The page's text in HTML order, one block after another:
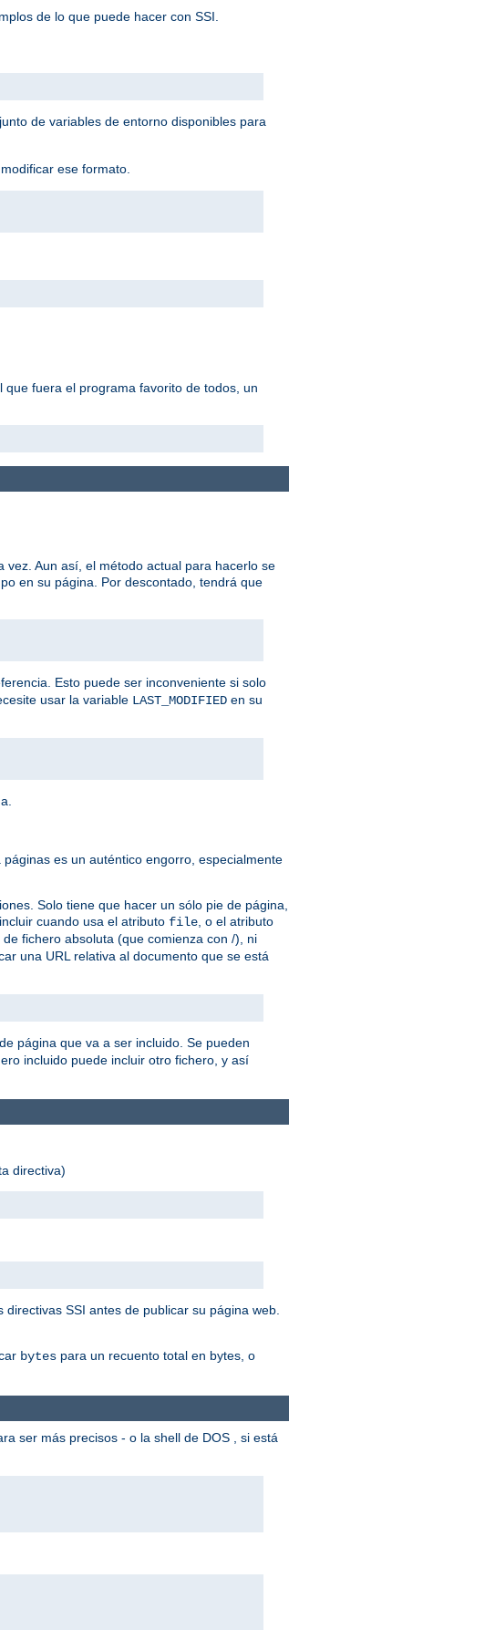
de lo que puede hacer con SSI.
de variables de entorno disponibles para
ese formato.
fuera el programa favorito de todos, un
Aun así, el método actual para hacerlo se
en su página. Por descontado, tendrá que
Esto puede ser inconveniente si solo
usar la variable LAST_MODIFIED en su
es un auténtico engorro, especialmente
Solo tiene que hacer un sólo pie de página,
cuando usa el atributo file, o el atributo
fichero absoluta (que comienza con /), ni
una URL relativa al documento que se está
página que va a ser incluido. Se pueden
incluido puede incluir otro fichero, y así
directiva)
SSI antes de publicar su página web.
bytes para un recuento total en bytes, o
ser más precisos - o la shell de DOS , si está